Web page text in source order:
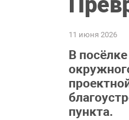
11 июня 2026
В
пункта.